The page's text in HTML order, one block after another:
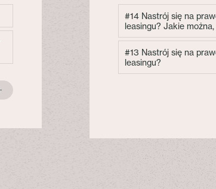
#14 Nastrój się na
leasingu? Jakie
#13 Nastrój się na
leasingu?